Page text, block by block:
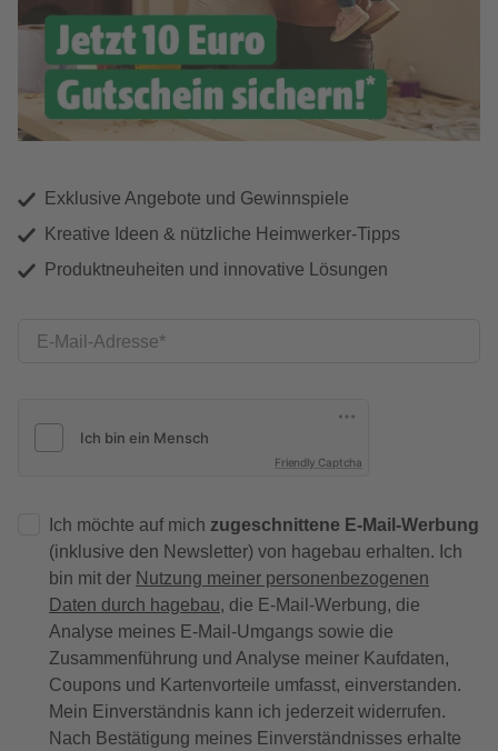
Exklusive Angebote und Gewinnspiele
Kreative Ideen & nützliche Heimwerker-Tipps
Produktneuheiten und innovative Lösungen
E-Mail-Adresse
Friendly Captcha
Ich möchte auf mich zugeschnittene E-Mail-Werbung
(inklusive den Newsletter) von hagebau erhalten. Ich
bin mit der Nutzung meiner personenbezogenen
Daten durch hagebau, die E-Mail-Werbung, die
Analyse meines E-Mail-Umgangs sowie die
Zusammenführung und Analyse meiner Kaufdaten,
Coupons und Kartenvorteile umfasst, einverstanden.
Mein Einverständnis kann ich jederzeit widerrufen.
Nach Bestätigung meines Einverständnisses erhalte